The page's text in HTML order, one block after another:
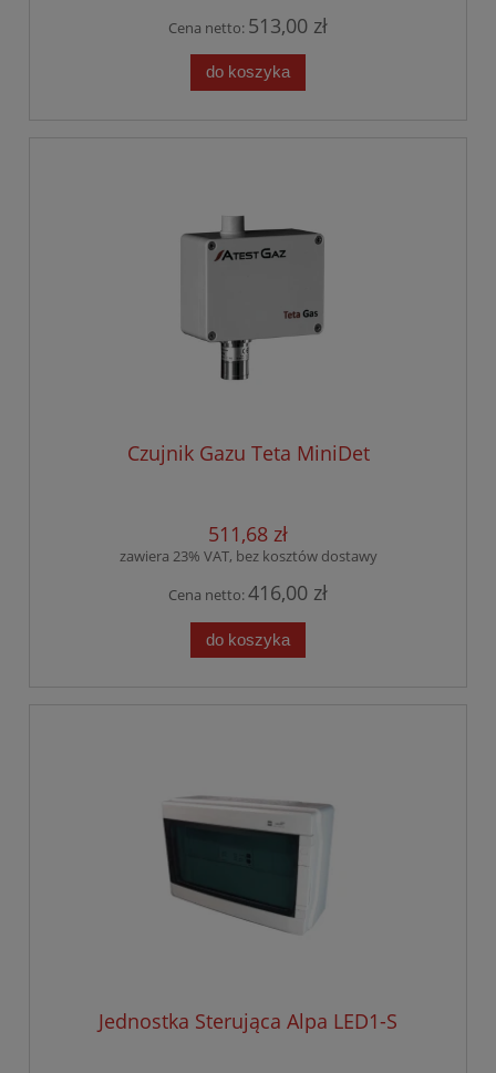
Cena netto: 513,00 zł
do koszyka
Czujnik Gazu Teta MiniDet
511,68 zł
zawiera 23% VAT, bez kosztów dostawy
Cena netto:416,00 zł
do koszyka
Jednostka Sterująca Alpa LED1-S